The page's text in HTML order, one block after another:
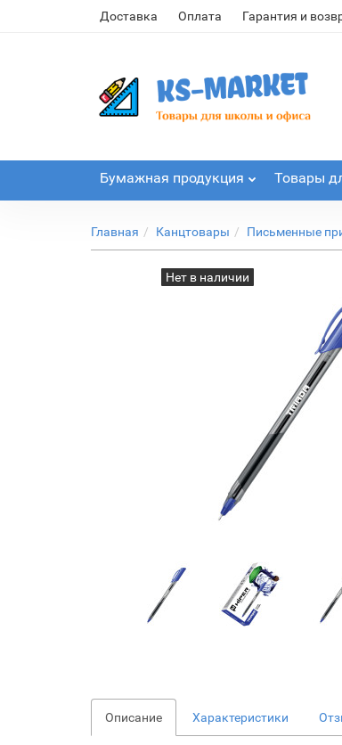
Доставка Оплата Гарантия и
Бумажная продукция Товары
Главная Канцтовары Письменные
Нет в наличии
Описание Характеристики